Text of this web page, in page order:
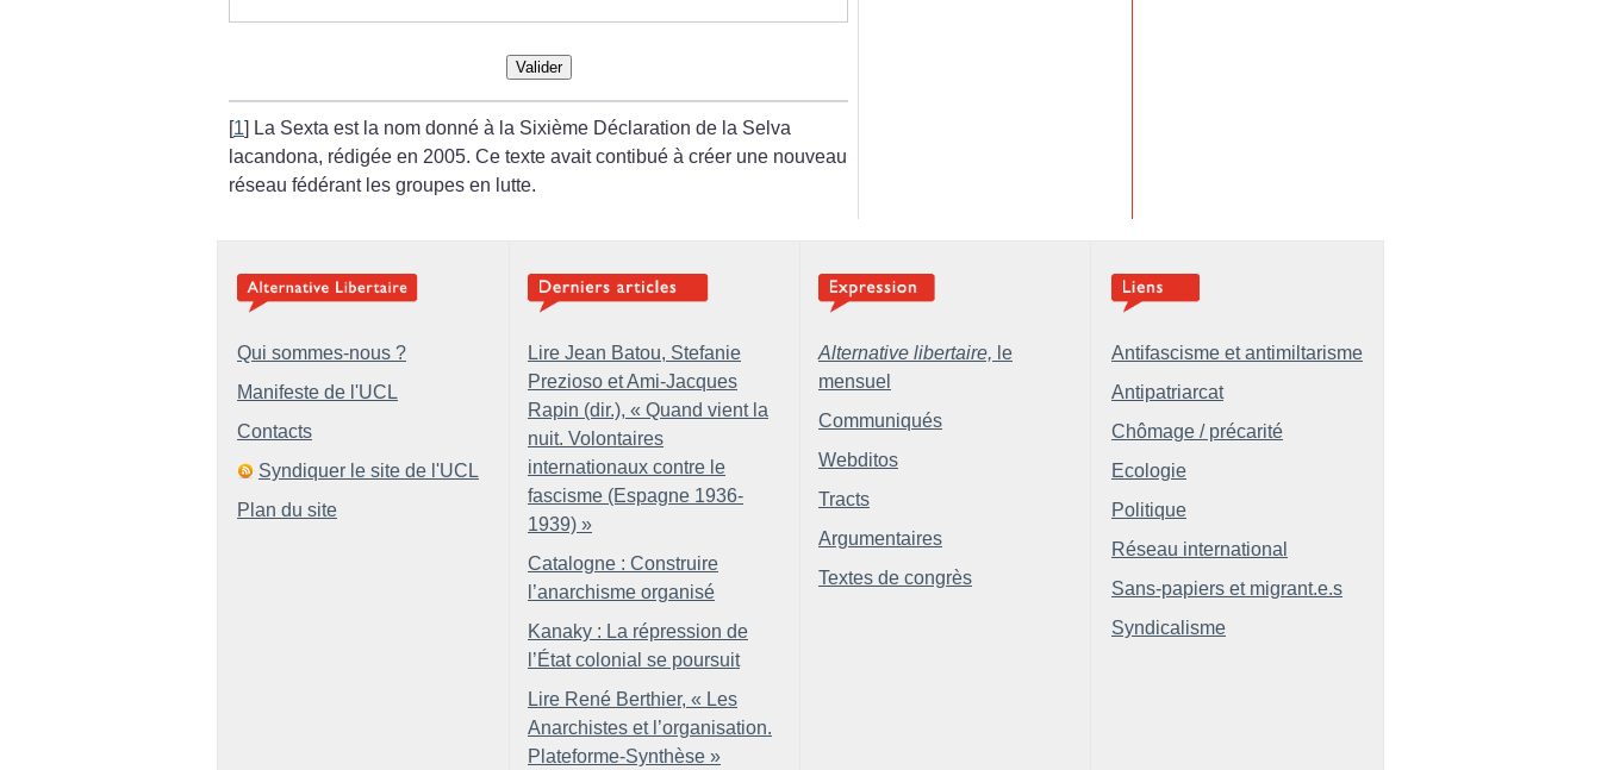
Valider
[1] La Sexta est la nom donné à la Sixième Déclaration de la Selva
lacandona, rédigée en 2005. Ce texte avait contibué à créer une nouveau
réseau fédérant les groupes en lutte.
Qui sommes-nous ?
Manifeste de l'UCL
Contacts
Syndiquer le site de l'UCL
Plan du site
Lire Jean Batou, Stefanie
Prezioso et Ami-Jacques
Rapin (dir.), « Quand vient la
nuit. Volontaires
internationaux contre le
fascisme (Espagne 1936-
1939) »
Catalogne : Construire
l’anarchisme organisé
Kanaky : La répression de
l’État colonial se poursuit
Lire René Berthier, « Les
Anarchistes et l’organisation.
Plateforme-Synthèse »
Alternative libertaire, le
mensuel
Communiqués
Webditos
Tracts
Argumentaires
Textes de congrès
Antifascisme et antimiltarisme
Antipatriarcat
Chômage / précarité
Ecologie
Politique
Réseau international
Sans-papiers et migrant.e.s
Syndicalisme